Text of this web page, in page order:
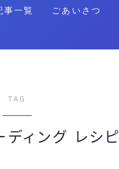
事一覧 ごあいさつ
TAG
ディング レシピ